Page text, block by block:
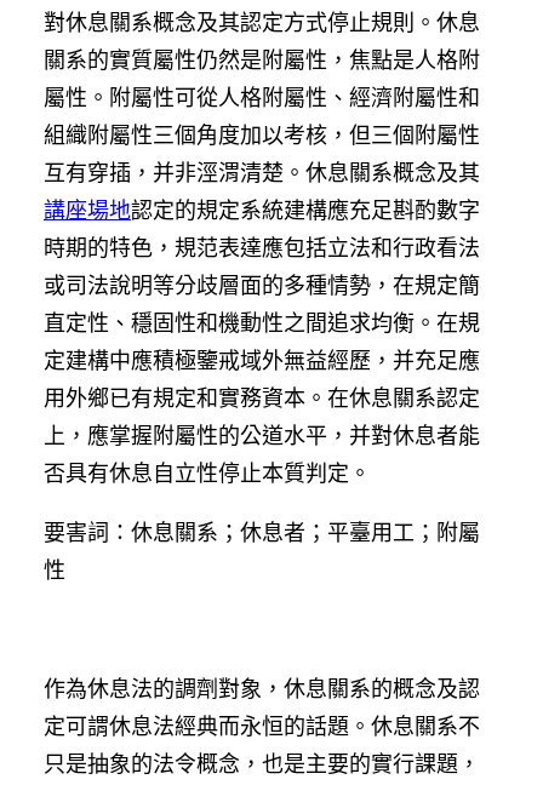
對休息關系概念及其認定方式停止規則。休息
關系的實質屬性仍然是附屬性，焦點是人格附
屬性。附屬性可從人格附屬性、經濟附屬性和
組織附屬性三個角度加以考核，但三個附屬性
互有穿插，并非涇渭清楚。休息關系概念及其
講座場地認定的規定系統建構應充足斟酌數字
時期的特色，規范表達應包括立法和行政看法
或司法說明等分歧層面的多種情勢，在規定簡
直定性、穩固性和機動性之間追求均衡。在規
定建構中應積極鑒戒域外無益經歷，并充足應
用外鄉已有規定和實務資本。在休息關系認定
上，應掌握附屬性的公道水平，并對休息者能
否具有休息自立性停止本質判定。
要害詞：休息關系；休息者；平臺用工；附屬
性
作為休息法的調劑對象，休息關系的概念及認
定可謂休息法經典而永恒的話題。休息關系不
只是抽象的法令概念，也是主要的實行課題，